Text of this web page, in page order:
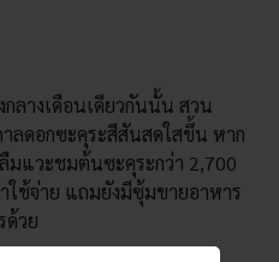
ลางเดือนเดียวกันนั้น สวน
ลดอกซะคุระสีสันสดใสขึ้น หาก
แวะชมต้นซะคุระกว่า 2,700
ช้จ่าย แถมยังมีซุ้มขายอาหาร
ด้วย